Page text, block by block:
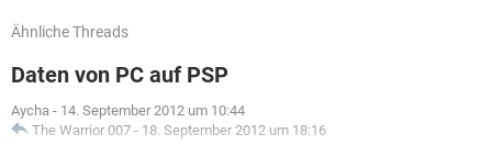
Ähnliche Threads
Daten von PC auf PSP
Aycha - 14. September 2012 um 10:44
The Warrior 007 - 18. September 2012 um 18:16